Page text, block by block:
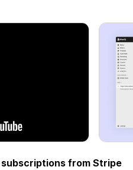
from Stripe